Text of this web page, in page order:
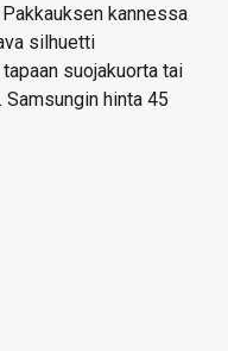
kannessa
silhuetti
suojakuorta tai
hinta 45